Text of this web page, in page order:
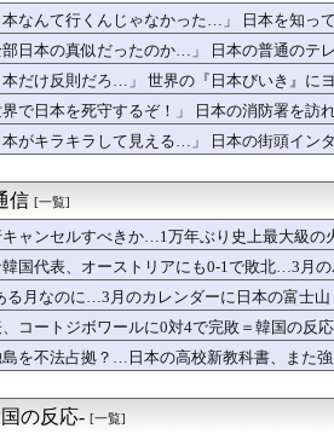
後の姿に世界が騒然！←「これは素晴らしい
施設、特室は1日360万ウォン！出産直後に
ドの歴史の概要【ポーランドボール】
ウォンが16人…自動選択15か所、手動1か所
る…」村上宗隆がホワイトソックスで『英語
がクリスタル・パレス加入へ「アーセナル
ーに見せつけたワールドスターBTSの威厳
会が行った国際試合の性的接待の全容がこ
われてるアニメキャラのカップリングらしい
性を車に監禁した50代男を逮捕」→「本当に
が首を縦に振った金額」
じゃなかった…」 日本を知ってしまったデ
東野圭吾最新作の発売カウントダウンに海
のライバル、ジャッジが試合前に闘病中の
本紙がブラジル戦のベンチ横の録音を公開
が10%台の暴落！外国人投資家と機関が売
を導入。財政不足を海外資産への課税で補
ただけで折れるのはどういうことなんだ」満
なんて行くんじゃなかった…」 日本を知っ
日本の真似だったのか…」 日本の普通のテ
だけ反則だろ…」 世界の『日本びいき』に
で日本を死守するぞ！」 日本の消防署を訪
がキラキラして見える…」 日本の街頭イン
信 [一覧]
キャンセルすべきか…1万年ぶり史上最大級の
国代表、オーストリアにも0-1で敗北…3月
る月なのに…3月のカレンダーに日本の富士
コートジボワールに0対4で完敗＝韓国の反応
を不法占拠？…日本の高校新教科書、また
の反応- [一覧]